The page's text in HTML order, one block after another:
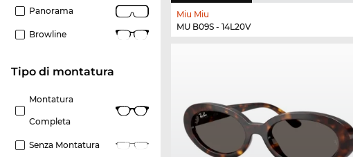
Panorama
Browline
Tipo di montatura
Montatura
Completa
Senza Montatura
Miu Miu
MU B09S - 14L20V